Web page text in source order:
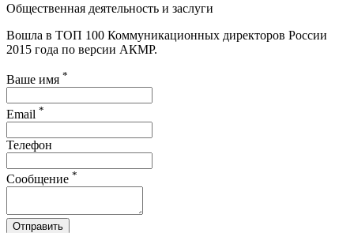
Общественная деятельность и заслуги
Вошла в ТОП 100 Коммуникационных директоров России
2015 года по версии АКМР.
Ваше имя *
Email *
Телефон
Сообщение *
Отправить